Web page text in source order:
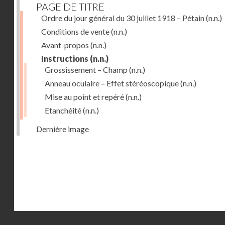
PAGE DE TITRE
Ordre du jour général du 30 juillet 1918 – Pétain(n.n.)
Conditions de vente(n.n.)
Avant-propos (n.n.)
Instructions (n.n.)
Grossissement – Champ (n.n.)
Anneau oculaire – Effet stéréoscopique(n.n.)
Mise au point et repéré(n.n.)
Etanchéité(n.n.)
Dernière image